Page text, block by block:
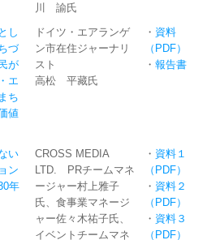
川 諭氏 ​
し
づ
が
エ
ち
値
ドイツ・エアランゲ
ン市在住ジャーナリ
スト
高松 平藏氏 ​
・ 資料
（PDF）
・ 報告書
い
ン
年
CROSS MEDIA
LTD. PRチームマネ
ージャー村上雅子
氏、食事業マネージ
ャー佐々木祐子氏、
イベントチームマネ
・ 資料１
（PDF）
・ 資料２
（PDF）
・ 資料３
（PDF）